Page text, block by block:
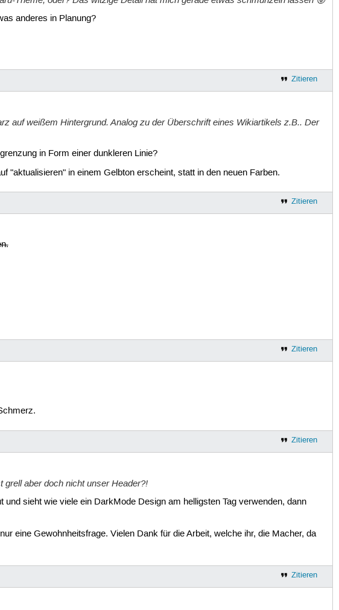
anderes in Planung?
Zitieren
auf weißem Hintergrund. Analog zu der Überschrift eines Wikiartikels z.B.. Der
in Form einer dunkleren Linie?
"aktualisieren" in einem Gelbton erscheint, statt in den neuen Farben.
Zitieren
Zitieren
Zitieren
grell aber doch nicht unser Header?!
sieht wie viele ein DarkMode Design am helligsten Tag verwenden, dann
eine Gewohnheitsfrage. Vielen Dank für die Arbeit, welche ihr, die Macher, da
Zitieren